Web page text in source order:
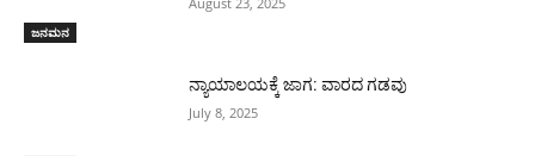
ಜನಮನ
ನ್ಯಾಯಾಲಯಕ್ಕೆ ಜಾಗ: ವಾರದ ಗಡವು
July 8, 2025